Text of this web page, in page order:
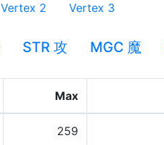
Vertex 2 Vertex 3
STR 攻 MGC 魔
Max
259